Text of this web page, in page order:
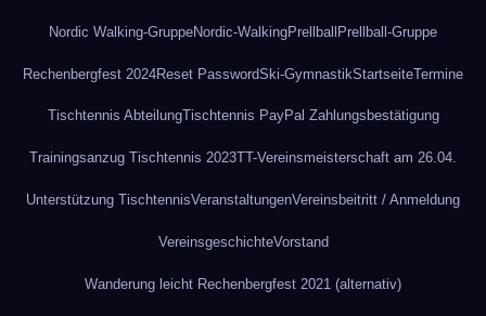
Nordic Walking-GruppeNordic-WalkingPrellball Prellball-Gruppe
Rechenbergfest 2024Reset PasswordSki-GymnastikStartseiteTermine
Tischtennis AbteilungTischtennis PayPal Zahlungsbestätigung
Trainingsanzug Tischtennis 2023TT-Vereinsmeisterschaft am 26.04.
Unterstützung TischtennisVeranstaltungenVereinsbeitritt / Anmeldung
VereinsgeschichteVorstand
Wanderung leicht Rechenbergfest 2021 (alternativ)